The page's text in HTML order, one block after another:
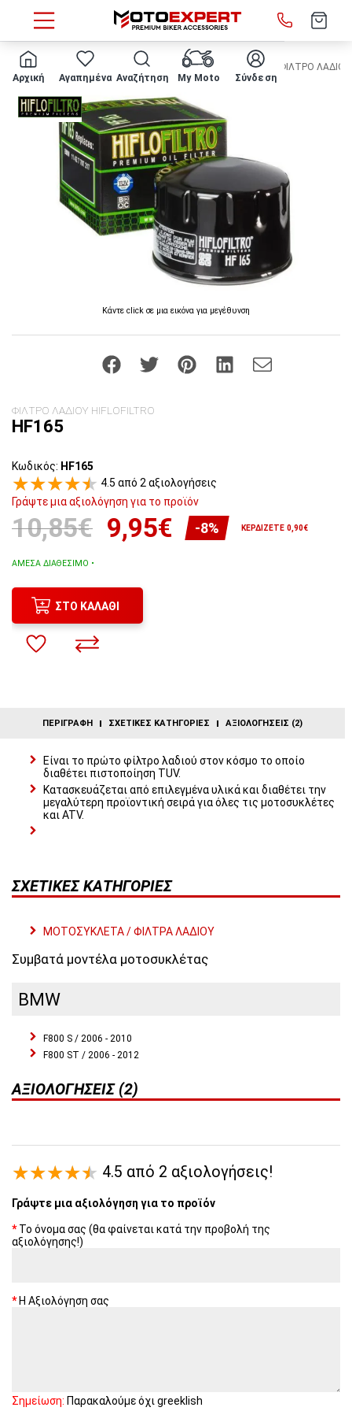
Αρχική Αγαπημένα Αναζήτηση My Moto Σύνδεση
HOME Μάρκα/μοντέλο BMW F800 S 2006 - 2010 ΦΙΛΤΡΟ ΛΑΔΙΟΥ
Κάντε click σε μια εικόνα για μεγέθυνση
ΦΙΛΤΡΟ ΛΑΔΙΟΥ HIFLOFILTRO
HF165
Κωδικός: HF165
4.5 από 2 αξιολογήσεις
Γράψτε μια αξιολόγηση για το προϊόν
10,85€ 9,95€ -8% ΚΕΡΔΊΖΕΤΕ 0,90€
ΆΜΕΣΑ ΔΙΑΘΈΣΙΜΟ •
ΣΤΟ ΚΑΛΆΘΙ
ΠΕΡΙΓΡΑΦΉ ΣΧΕΤΙΚΈΣ ΚΑΤΗΓΟΡΊΕΣ ΑΞΙΟΛΟΓΉΣΕΙΣ (2)
Είναι το πρώτο φίλτρο λαδιού στον κόσμο το οποίο
διαθέτει πιστοποίηση TUV.
Κατασκευάζεται από επιλεγμένα υλικά και διαθέτει την
μεγαλύτερη προϊοντική σειρά για όλες τις μοτοσυκλέτες
και ATV.
ΣΧΕΤΙΚΈΣ ΚΑΤΗΓΟΡΊΕΣ
ΜΟΤΟΣΥΚΛΕΤΑ / ΦΙΛΤΡΑ ΛΑΔΙΟΥ
Συμβατά μοντέλα μοτοσυκλέτας
BMW
F800 S / 2006 - 2010
F800 ST / 2006 - 2012
ΑΞΙΟΛΟΓΉΣΕΙΣ (2)
4.5 από 2 αξιολογήσεις!
Γράψτε μια αξιολόγηση για το προϊόν
Το όνομα σας (θα φαίνεται κατά την προβολή της
αξιολόγησης!)
Η Αξιολόγηση σας
Σημείωση: Παρακαλούμε όχι greeklish